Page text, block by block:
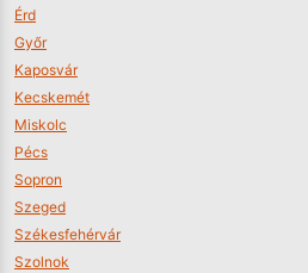
Érd
Győr
Kaposvár
Kecskemét
Miskolc
Pécs
Sopron
Szeged
Székesfehérvár
Szolnok